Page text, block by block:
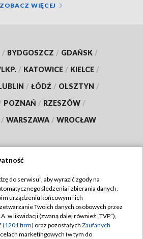
ZOBACZ WIĘCEJ
/ BYDGOSZCZ / GDAŃSK /
/ KATOWICE / KIELCE /
/ ŁÓDŹ / OLSZTYN /
POZNAŃ / RZESZÓW /
/ WARSZAWA / WROCŁAW
TVP
Regulamin TVP
prywatności
do serwisu", aby wyrazić zgody na
śledzenia i zbierania danych,
urządzeniu końcowym i ich
Twoich danych osobowych przez
w likwidacji (zwaną dalej również „TVP”),
(1201 firm) oraz pozostałych Zaufanych
celach marketingowych (w tym do